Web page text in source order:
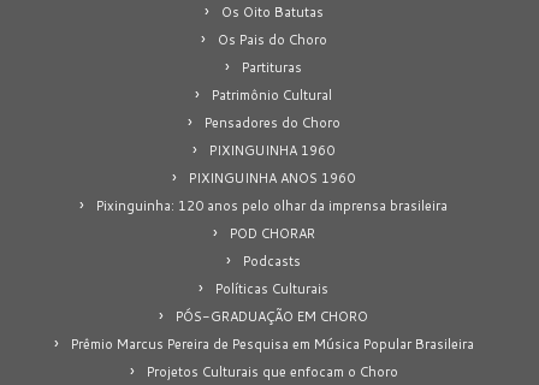
Os Oito Batutas
Os Pais do Choro
Partituras
Patrimônio Cultural
Pensadores do Choro
PIXINGUINHA 1960
PIXINGUINHA ANOS 1960
Pixinguinha: 120 anos pelo olhar da imprensa brasileira
POD CHORAR
Podcasts
Políticas Culturais
PÓS-GRADUAÇÃO EM CHORO
Prêmio Marcus Pereira de Pesquisa em Música Popular Brasileira
Projetos Culturais que enfocam o Choro